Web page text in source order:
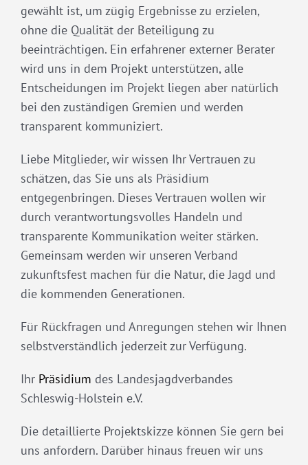
gewählt ist, um zügig Ergebnisse zu erzielen,
ohne die Qualität der Beteiligung zu
beeinträchtigen. Ein erfahrener externer Berater
wird uns in dem Projekt unterstützen, alle
Entscheidungen im Projekt liegen aber natürlich
bei den zuständigen Gremien und werden
transparent kommuniziert.
Liebe Mitglieder, wir wissen Ihr Vertrauen zu
schätzen, das Sie uns als Präsidium
entgegenbringen. Dieses Vertrauen wollen wir
durch verantwortungsvolles Handeln und
transparente Kommunikation weiter stärken.
Gemeinsam werden wir unseren Verband
zukunftsfest machen für die Natur, die Jagd und
die kommenden Generationen.
Für Rückfragen und Anregungen stehen wir Ihnen
selbstverständlich jederzeit zur Verfügung.
Ihr Präsidium des Landesjagdverbandes
Schleswig-Holstein e.V.
Die detaillierte Projektskizze können Sie gern bei
uns anfordern. Darüber hinaus freuen wir uns